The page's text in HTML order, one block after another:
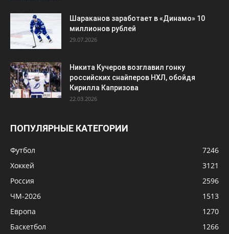
Шараканов заработает в «Динамо» 10
миллионов рублей
29.07.2026
Никита Кучеров возглавил гонку
российских снайперов НХЛ, обойдя
Кирилла Капризова
22.03.2026
ПОПУЛЯРНЫЕ КАТЕГОРИИ
Футбол
7246
Хоккей
3121
Россия
2596
ЧМ-2026
1513
Европа
1270
Баскетбол
1266